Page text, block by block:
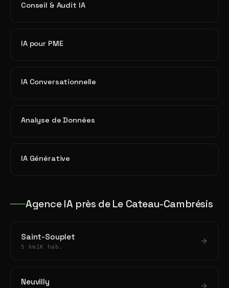
Conseil & Audit IA
IA pour PME
IA Conversationnelle
Analyse de Données
IA Générative
Agence IA près de Le Cateau-Cambrésis
Saint-Souplet
5 km 1K hab.
Neuvilly